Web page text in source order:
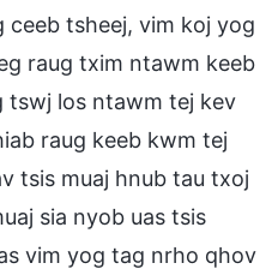
tsheej, vim koj yog
raug txim ntawm keeb
tswj los ntawm tej kev
raug keeb kwm tej
tsis muaj hnub tau txoj
sia nyob uas tsis
vim yog tag nrho qhov